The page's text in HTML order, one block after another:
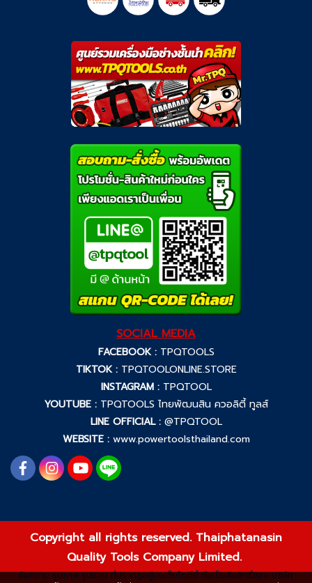
SOCIAL MEDIA
FACEBOOK : TPQTOOLS
TIKTOK : TPQTOOLONLINE.STORE
INSTAGRAM : TPQTOOL
YOUTUBE : TPQTOOLS ไทยพัฒนสิน ควอลิตี้ ทูลส์
LINE OFFICIAL : @TPQTOOL
WEBSITE : www.powertoolsthailand.com
Copyright all rights reserved. Thaiphatanasin
Quality Tools Company Limited.
ข้อความ รูปภาพ รูปแบบ ที่ปรากฏอยู่บนเว็บไซต์นี้ ถือเป็นลิขสิทธิ์ของ บริษัท